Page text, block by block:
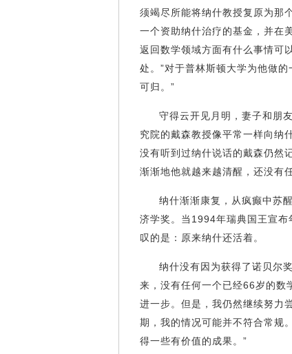
须竭尽所能将纳什教授复原为那
一个资助纳什治疗的基金，并在
返回数学领域方面有什么事情可
处。”对于普林斯顿大学为他做
可归。”
守得云开见月明，妻子和朋
究院的戴森教授像平常一样向纳
没有听到过纳什说话的戴森仍然
渐渐地他就越来越清醒，还没
纳什渐渐康复，从疯癫中苏
济学奖。当1994年瑞典国王宣布
叹的是：原来纳什还活着。
纳什没有因为获得了诺贝尔
来，没有任何一个已经66岁的数
进一步。但是，我仍然继续努力
期，我的情况可能并不符合常规
得一些有价值的成果。”